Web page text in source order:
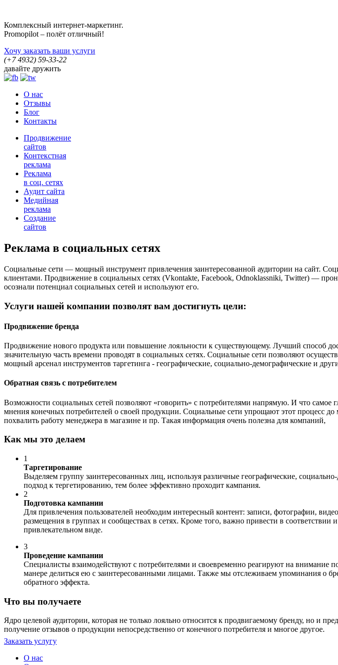
Комплексный интернет-маркетинг.
Promopilot – полёт отличный!
Хочу заказать ваши услуги
(+7 4932) 59-33-22
давайте дружить
О нас
Отзывы
Блог
Контакты
Продвижение
сайтов
Контекстная
реклама
Реклама
в соц. сетях
Аудит сайта
Медийная
реклама
Создание
сайтов
Реклама в социальных сетях
Социальные сети — мощный инструмент привлечения заинтересованной аудитории на сайт.
клиентами. Продвижение в социальных сетях (Vkontakte, Facebook, Odnoklassniki, Twitter) —
осознали потенциал социальных сетей и используют его.
Услуги нашей компании позволят вам достигнуть цели:
Продвижение бренда
Продвижение нового продукта или повышение лояльности к существующему. Лучший способ
значительную часть времени проводят в социальных сетях. Социальные сети позволяют
мощный арсенал инструментов таргетинга - географические, социально-демографические и
Обратная связь с потребителем
Возможности социальных сетей позволяют «говорить» с потребителями напрямую. И что самое
мнения конечных потребителей о своей продукции. Социальные сети упрощают этот процесс
похвалить работу менеджера в магазине и пр. Такая информация очень полезна для компаний,
Как мы это делаем
1
Таргетирование
Выделяем группу заинтересованных лиц, используя различные географические,
подход к тергетированию, тем более эффективно проходит кампания.
2
Подготовка кампании
Для привлечения пользователей необходим интересный контент: записи, фотографии,
размещения в группах и сообществах в сетях. Кроме того, важно привести в
привлекательном виде.
3
Проведение кампании
Специалисты взаимодействуют с потребителями и своевременно реагируют на внимание
манере делиться ею с заинтересованными лицами. Также мы отслеживаем упоминания о
обратного эффекта.
Что вы получаете
Ядро целевой аудитории, которая не только лояльно относится к продвигаемому бренду, но и
получение отзывов о продукции непосредственно от конечного потребителя и многое другое.
Заказать услугу
О нас